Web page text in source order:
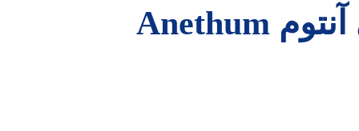
مقطرتركيبي آنتوم Anethum